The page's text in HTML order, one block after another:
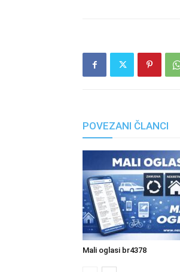
POVEZANI ČLANCI
Mali oglasi br4378